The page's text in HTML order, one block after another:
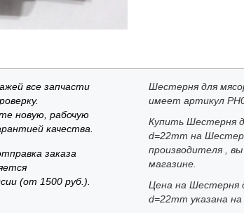
все запчасти
новую, рабочую
качества.
заказа
(от 1500 руб.).
Шестерня для
имеет артикул
Купить Шестерня
d=22mm на
производителя ,
магазине.
Цена на Шестерня
d=22mm указана